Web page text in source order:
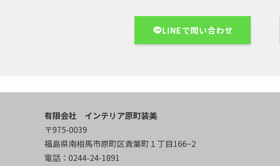
LINEで問い合わせ
有限会社 インテリア原町装美
〒975-0039
福島県南相馬市原町区青葉町１丁目166−2
電話：0244-24-1891